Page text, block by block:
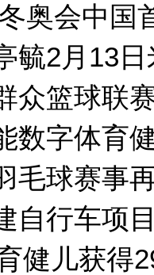
奥会中国
毓2月13
众篮球联
数字体育
毛球赛事
自行车项
健儿获得